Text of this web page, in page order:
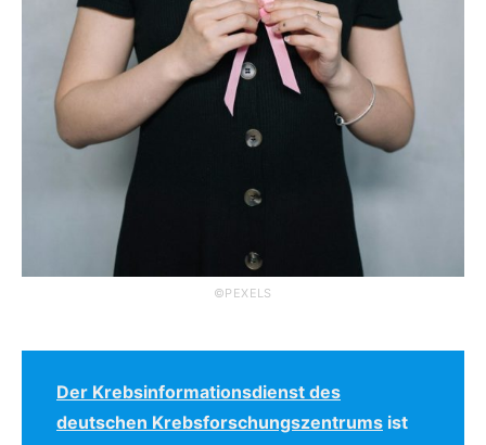
©PEXELS
Der Krebsinformationsdienst des
deutschen Krebsforschungszentrums ist